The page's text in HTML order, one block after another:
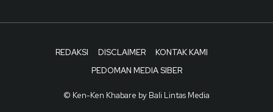
REDAKSI DISCLAIMER
KONTAK KAMI
PEDOMAN MEDIA SIBER
© Ken-Ken Khabare by Bali Lintas Media